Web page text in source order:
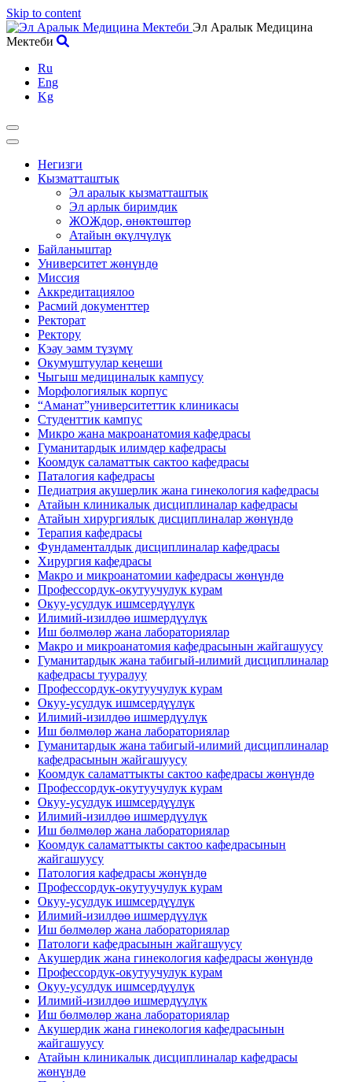
Skip to content
Эл Аралык Медицина
Мектеби
Ru
Eng
Kg
Негизги
Кызматташтык
Эл аралык кызматташтык
Эл арлык биримдик
ЖОЖдор, өнөктөштөр
Атайын өкүлчүлүк
Байланыштар
Университет жөнүндө
Миссия
Аккредитациялоо
Расмий документтер
Ректорат
Ректору
Кэау эамм түзүмү
Окумуштуулар кеңеши
Чыгыш медициналык кампусу
Морфологиялык корпус
“Аманат”университеттик клиникасы
Студенттик кампус
Микро жана макроанатомия кафедрасы
Гуманитардык илимдер кафедрасы
Коомдук саламаттык сактоо кафедрасы
Паталогия кафедрасы
Педиатрия акушерлик жана гинекология кафедрасы
Атайын клиникалык дисциплиналар кафедрасы
Атайын хирургиялык дисциплиналар жөнүндө
Терапия кафедрасы
Фундаменталдык дисциплиналар кафедрасы
Хирургия кафедрасы
Макро и микроанатомии кафедрасы жөнүндө
Профессордук-окутуучулук курам
Окуу-усулдук ишмсердүүлүк
Илимий-изилдөө ишмердүүлүк
Иш бөлмөлөр жана лабораториялар
Макро и микроанатомия кафедрасынын жайгашуусу
Гуманитардык жана табигый-илимий дисциплиналар
кафедрасы тууралуу
Профессордук-окутуучулук курам
Окуу-усулдук ишмсердүүлүк
Илимий-изилдөө ишмердүүлүк
Иш бөлмөлөр жана лабораториялар
Гуманитардык жана табигый-илимий дисциплиналар
кафедрасынын жайгашуусу
Коомдук саламаттыкты сактоо кафедрасы жөнүндө
Профессордук-окутуучулук курам
Окуу-усулдук ишмсердүүлүк
Илимий-изилдөө ишмердүүлүк
Иш бөлмөлөр жана лабораториялар
Коомдук саламаттыкты сактоо кафедрасынын
жайгашуусу
Патология кафедрасы жөнүндө
Профессордук-окутуучулук курам
Окуу-усулдук ишмсердүүлүк
Илимий-изилдөө ишмердүүлүк
Иш бөлмөлөр жана лабораториялар
Патологи кафедрасынын жайгашуусу
Акушердик жана гинекология кафедрасы жөнүндө
Профессордук-окутуучулук курам
Окуу-усулдук ишмсердүүлүк
Илимий-изилдөө ишмердүүлүк
Иш бөлмөлөр жана лабораториялар
Акушердик жана гинекология кафедрасынын
жайгашуусу
Атайын клиникалык дисциплиналар кафедрасы
жөнүндө